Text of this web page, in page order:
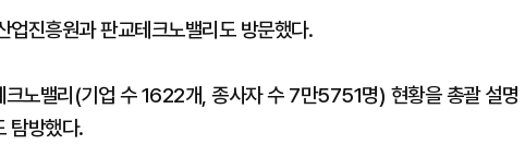
진흥원과 판교테크노밸리도 방문했다.
크노밸리(기업 수 1622개, 종사자 수 7만5751명) 현황을 총괄 설명
탐방했다.